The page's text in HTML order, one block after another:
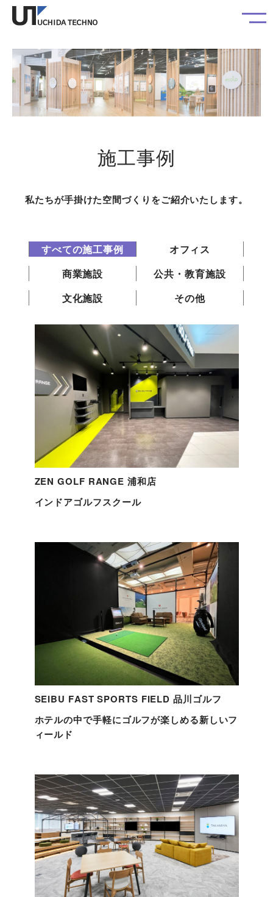
施工事例
私たちが手掛けた空間づくりをご紹介いたします。
すべての施工事例
オフィス
商業施設
公共・教育施設
文化施設
その他
ZEN GOLF RANGE 浦和店
インドアゴルフスクール
SEIBU FAST SPORTS FIELD 品川ゴルフ
ホテルの中で手軽にゴルフが楽しめる新しいフ
ィールド